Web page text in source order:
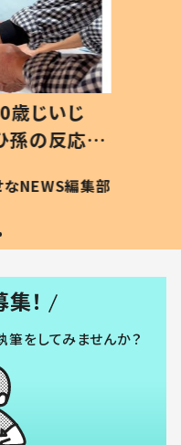
歳じいじ
孫の反応に
くて仕方な
なNEWS編集部
！
筆をしてみませんか？